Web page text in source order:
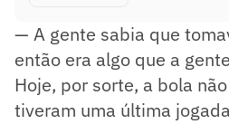
— A gente sabia que
então era algo que a
Hoje, por sorte, a bola
tiveram uma última